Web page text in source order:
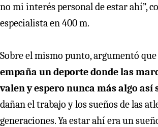
no mi interés personal de estar ahí”,
especialista en 400 m.
Sobre el mismo punto, argumentó que
empaña un deporte donde las
valen y espero nunca más algo así
dañan el trabajo y los sueños de las
generaciones. Ya estar ahí era un